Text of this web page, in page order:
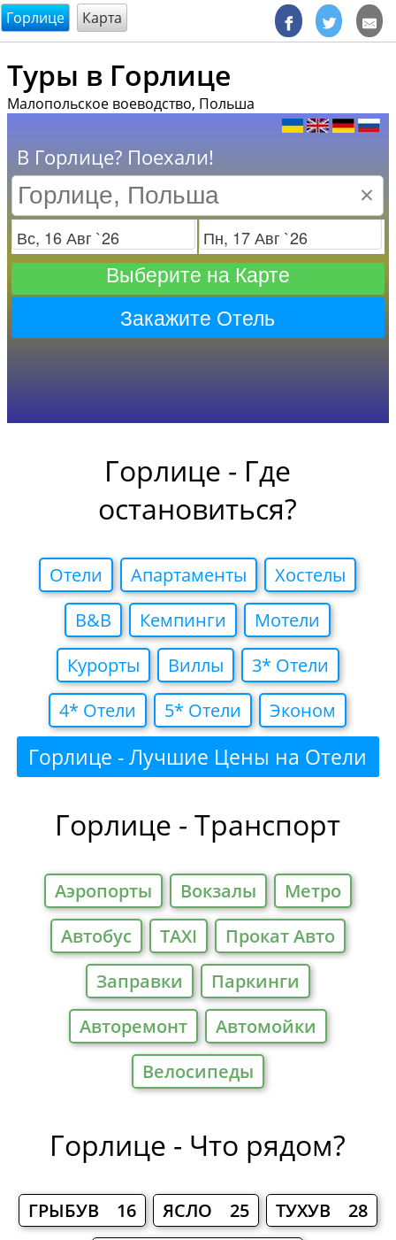
@endsectiom
Горлице Карта
Туры в Горлице
Малопольское воеводство, Польша
В Горлице? Поехали!
×
Заезд Отъезд
Выберите на Карте
Закажите Отель
Горлице - Где
остановиться?
Отели Апартаменты
Хостелы
B&B
Кемпинги
Мотели
Курорты
Виллы
3* Отели
4* Отели
5* Отели Эконом
Горлице - Лучшие Цены на Отели
Горлице - Транспорт
Аэропорты Вокзалы
Метро
Автобус
TAXI
Прокат Авто
Заправки
Паркинги
Авторемонт
Автомойки
Велосипеды
Горлице - Что рядом?
ГРЫБУВ 16 ЯСЛО 25
ТУХУВ 28